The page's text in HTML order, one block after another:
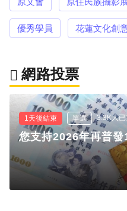
優秀學員 花蓮文化創
網路投票
1天後結束 單選 3.3K人
您支持2026年再普發